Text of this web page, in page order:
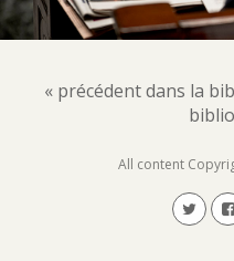
« précédent dans la
All content